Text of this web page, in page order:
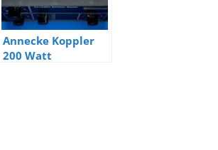
Annecke Koppler
200 Watt